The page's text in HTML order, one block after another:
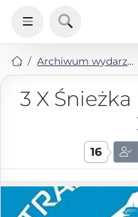
Archiwum wydarzeń
3 X
16